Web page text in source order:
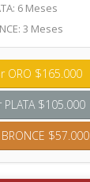
6 Meses
3 Meses
ORO $165.000
$105.000
$57.000